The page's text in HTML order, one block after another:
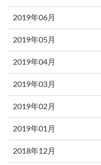
2019年06月
2019年05月
2019年04月
2019年03月
2019年02月
2019年01月
2018年12月